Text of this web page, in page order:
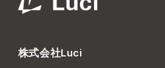
株式会社Luci